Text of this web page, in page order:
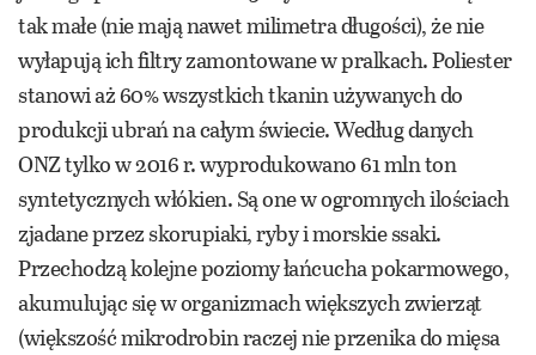
tak małe (nie mają nawet milimetra długości), że nie
wyłapują ich filtry zamontowane w pralkach. Poliester
stanowi aż 60% wszystkich tkanin używanych do
produkcji ubrań na całym świecie. Według danych
ONZ tylko w 2016 r. wyprodukowano 61 mln ton
syntetycznych włókien. Są one w ogromnych ilościach
zjadane przez skorupiaki, ryby i morskie ssaki.
Przechodzą kolejne poziomy łańcucha pokarmowego,
akumulując się w organizmach większych zwierząt
(większość mikrodrobin raczej nie przenika do mięsa